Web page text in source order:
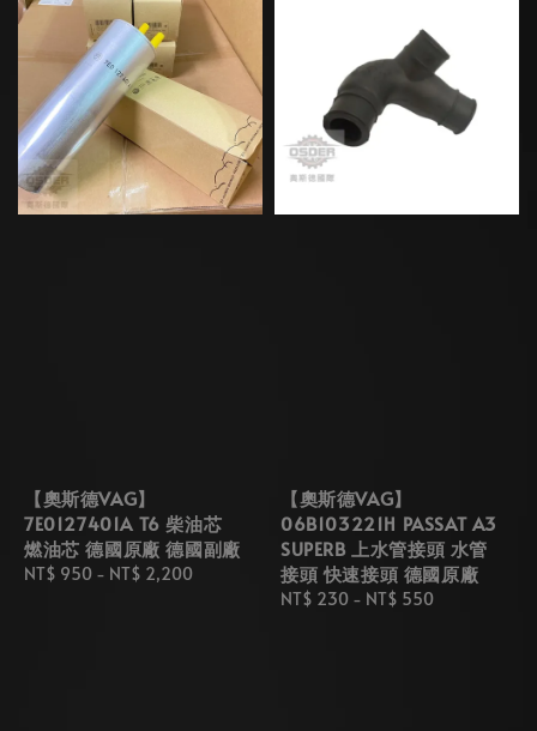
【奧斯德VAG】
7E0127401A T6 柴油芯
燃油芯 德國原廠 德國副廠
Regular
NT$ 950 - NT$ 2,200
【奧斯德VAG】
06B103221H PASSAT A3
SUPERB 上水管接頭 水管
接頭 快速接頭 德國原廠
Regular
NT$ 230 - NT$ 550